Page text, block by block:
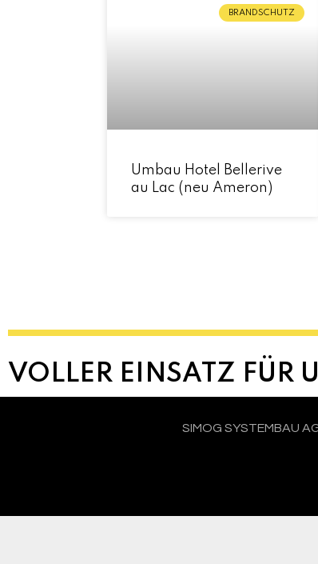
BRANDSCHUTZ
Umbau Hotel Bellerive
au Lac (neu Ameron)
VOLLER EINSATZ FÜR
SIMOG SYSTEMBAU